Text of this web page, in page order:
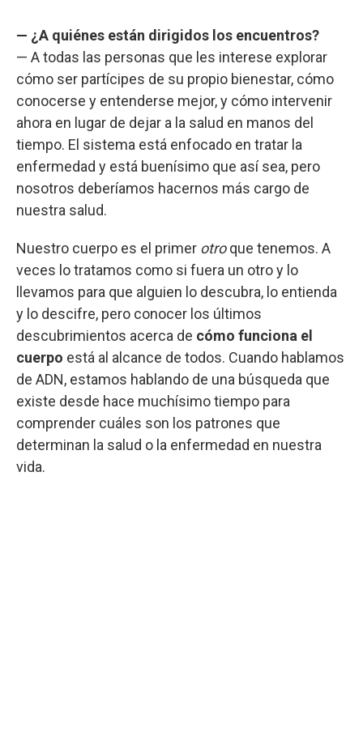
— ¿A quiénes están dirigidos los encuentros?
— A todas las personas que les interese explorar
cómo ser partícipes de su propio bienestar, cómo
conocerse y entenderse mejor, y cómo intervenir
ahora en lugar de dejar a la salud en manos del
tiempo. El sistema está enfocado en tratar la
enfermedad y está buenísimo que así sea, pero
nosotros deberíamos hacernos más cargo de
nuestra salud.
Nuestro cuerpo es el primer otroque tenemos. A
veces lo tratamos como si fuera un otro y lo
llevamos para que alguien lo descubra, lo entienda
y lo descifre, pero conocer los últimos
descubrimientos acerca de cómo funciona el
cuerpo está al alcance de todos. Cuando hablamos
de ADN, estamos hablando de una búsqueda que
existe desde hace muchísimo tiempo para
comprender cuáles son los patrones que
determinan la salud o la enfermedad en nuestra
vida.